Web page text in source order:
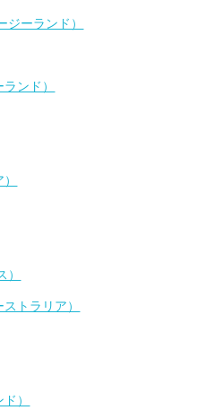
ーランド）
ンド）
トラリア）
）